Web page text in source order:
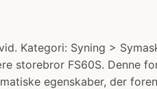
Kategori: Syning >
storebror FS60S. Denne
egenskaber, der